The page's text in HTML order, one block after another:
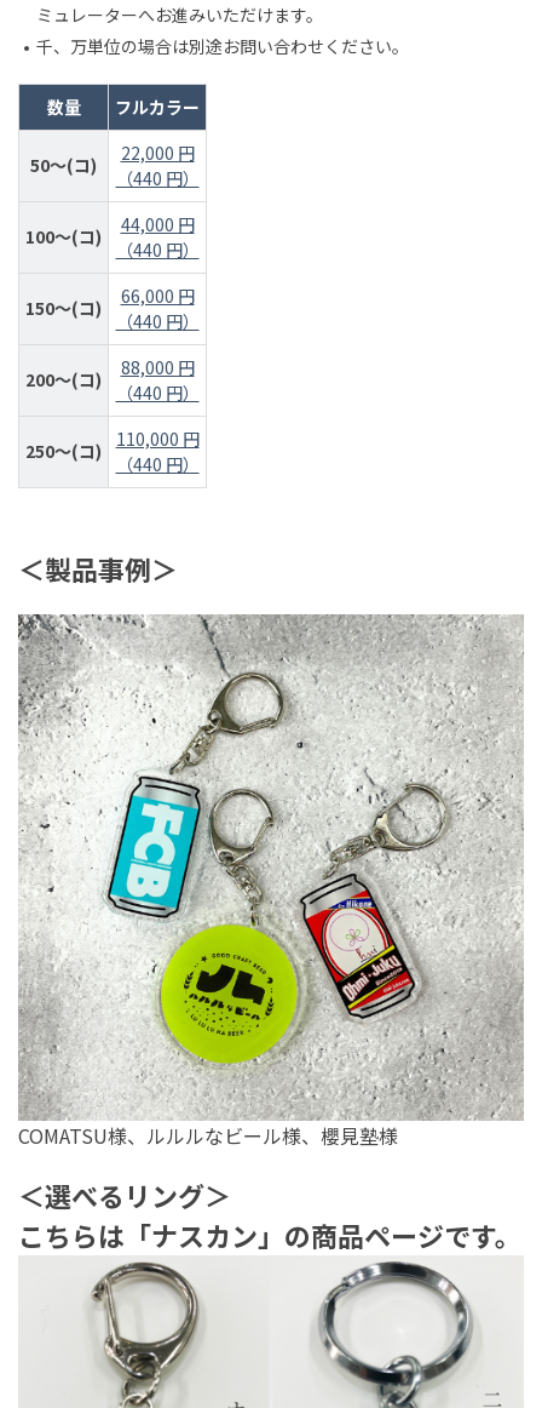
ミュレーターへお進みいただけます。
千、万単位の場合は別途お問い合わせください。
数量 フルカラー
50～(コ)
22,000 円
（440 円）
100～(コ)
44,000 円
（440 円）
150～(コ)
66,000 円
（440 円）
200～(コ)
88,000 円
（440 円）
250～(コ)
110,000 円
（440 円）
＜製品事例＞
COMATSU様、ルルルなビール様、櫻見塾様
＜選べるリング＞
こちらは「ナスカン」の商品ページです。